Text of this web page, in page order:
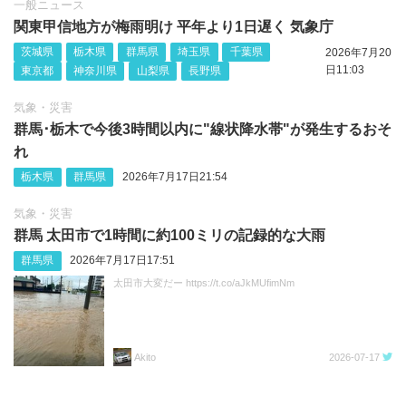
一般ニュース
関東甲信地方が梅雨明け 平年より1日遅く 気象庁
茨城県 栃木県 群馬県 埼玉県
千葉県
東京都
神奈川県 山梨県 長野県
2026年7月20
日11:03
気象・災害
群馬･栃木で今後3時間以内に"線状降水帯"が発生するおそ
れ
栃木県 群馬県 2026年7月17日21:54
気象・災害
群馬 太田市で1時間に約100ミリの記録的な大雨
群馬県 2026年7月17日17:51
太田市大変だー https://t.co/aJkMUfimNm
Akito 2026-07-17